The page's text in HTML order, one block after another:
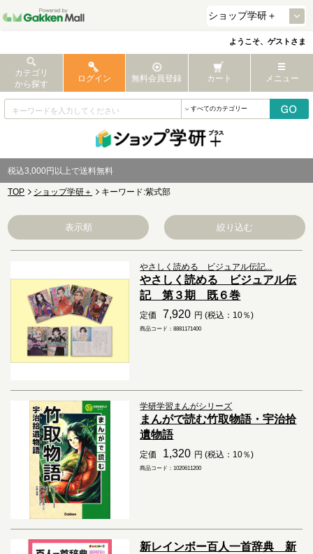
ようこそ、ゲストさま
カテゴリ
から探す
ログイン 無料会員登録 カート メニュー
税込3,000円以上で送料無料
TOP ショップ学研＋ キーワード:紫式部
表示順 絞り込む
やさしく読める ビジュアル伝記...
やさしく読める ビジュアル伝
記 第３期 既６巻
定価 7,920 円 (税込：10％)
商品コード：8881171400
学研学習まんがシリーズ
まんがで読む竹取物語・宇治拾
遺物語
定価 1,320 円 (税込：10％)
商品コード：1020611200
新レインボー百人一首辞典 新